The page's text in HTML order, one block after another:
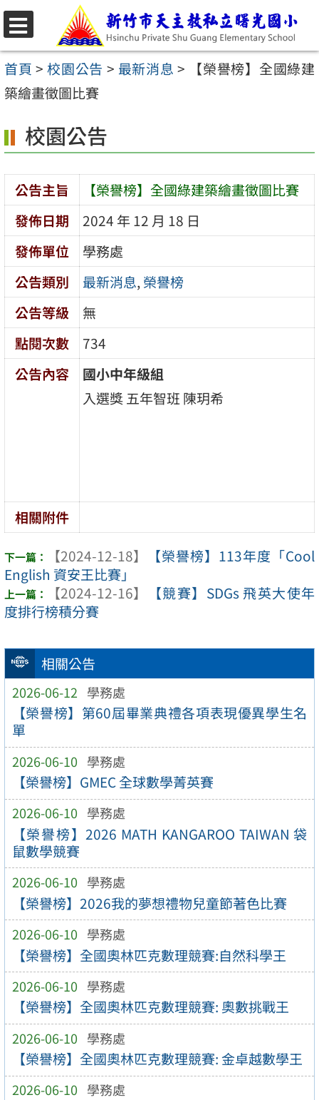
跳
至
主
要
容
區
選
單
首頁 > 校園公告 > 最新消息 >
【榮譽榜】全國綠建
築繪畫徵圖比賽
相關公告
2026-06-12 學務處
【榮譽榜】第60屆畢業典禮各項表現優異學生名
單
2026-06-10 學務處
【榮譽榜】GMEC 全球數學菁英賽
2026-06-10 學務處
【榮譽榜】2026 MATH KANGAROO TAIWAN 袋
鼠數學競賽
2026-06-10 學務處
【榮譽榜】2026我的夢想禮物兒童節著色比賽
2026-06-10 學務處
【榮譽榜】全國奧林匹克數理競賽:自然科學王
2026-06-10 學務處
【榮譽榜】全國奧林匹克數理競賽: 奧數挑戰王
2026-06-10 學務處
【榮譽榜】全國奧林匹克數理競賽: 金卓越數學王
2026-06-10 學務處
校園公告
公告主旨
【榮譽榜】全國綠建築繪畫徵圖比賽
發佈日期
2024 年 12 月 18 日
發佈單位
學務處
公告類別
最新消息,榮譽榜
公告等級
無
點閱次數
734
公告內容
國小中年級組
入選獎 五年智班 陳玥希
相關附件
【2024-12-18】
【榮譽榜】113年度「Cool
English 資安王比賽」
【2024-12-16】
【競賽】SDGs 飛英大使年
度排行榜積分賽